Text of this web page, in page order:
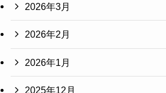
2026年3月
2026年2月
2026年1月
2025年12月